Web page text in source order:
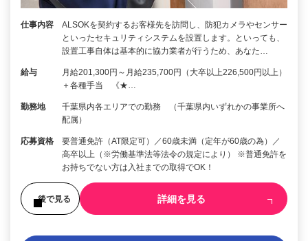
仕事内容
ALSOKを契約するお客様先を訪問し、防犯カメラやセンサー
といったセキュリティシステムを設置します。といっても、
設置工事自体は基本的に協力業者が行うため、あなた…
給与
月給201,300円～月給235,700円（大卒以上226,500円以上）
＋各種手当 《★…
勤務地
千葉県内各エリアでの勤務 （千葉県内いずれかの事業所へ
配属）
応募資格
要普通免許（AT限定可）／60歳未満（定年が60歳の為）／
高卒以上（※労働基準法等法令の規定により） ※普通免許を
お持ちでない方は入社までの取得でOK！
後で見る 詳細を見る